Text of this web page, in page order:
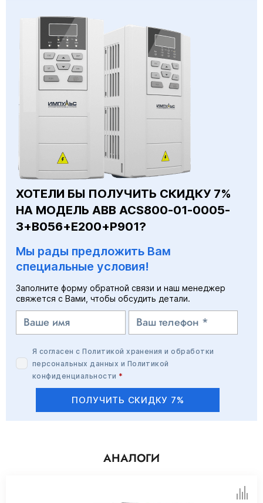
ХОТЕЛИ БЫ ПОЛУЧИТЬ СКИДКУ 7%
НА МОДЕЛЬ ABB ACS800-01-0005-
3+B056+E200+P901?
Мы рады предложить Вам
специальные условия!
Заполните форму обратной связи и наш менеджер
свяжется с Вами, чтобы обсудить детали.
Я согласен сПолитикой хранения и обработки
персональных данных и Политикой
конфиденциальности *
ПОЛУЧИТЬ СКИДКУ 7%
АНАЛОГИ